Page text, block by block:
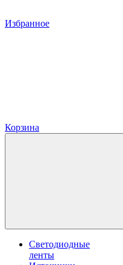
Избранное
Корзина
Светодиодные
ленты